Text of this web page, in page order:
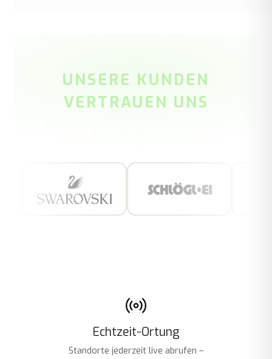
UNSERE KUNDEN
VERTRAUEN UNS
Echtzeit-Ortung
Standorte jederzeit live abrufen –